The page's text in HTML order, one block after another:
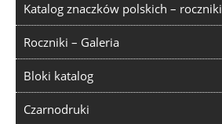
Katalog znaczków polskich – roczniki
Roczniki – Galeria
Bloki katalog
Czarnodruki